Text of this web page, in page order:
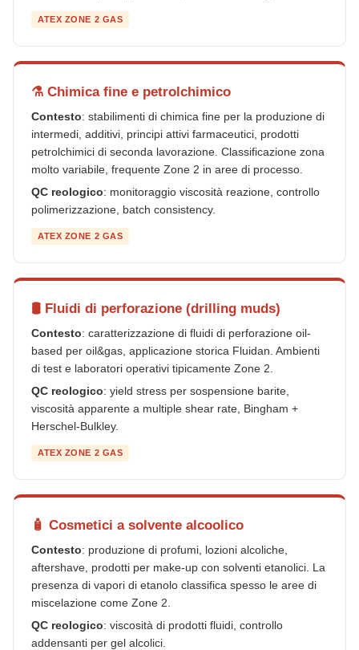
ATEX ZONE 2 GAS
⚗️ Chimica fine e petrolchimico
Contesto: stabilimenti di chimica fine per la produzione di
intermedi, additivi, principi attivi farmaceutici, prodotti
petrolchimici di seconda lavorazione. Classificazione zona
molto variabile, frequente Zone 2 in aree di processo.
QC reologico: monitoraggio viscosità reazione, controllo
polimerizzazione, batch consistency.
ATEX ZONE 2 GAS
🛢️ Fluidi di perforazione (drilling muds)
Contesto: caratterizzazione di fluidi di perforazione oil-
based per oil&gas, applicazione storica Fluidan. Ambienti
di test e laboratori operativi tipicamente Zone 2.
QC reologico: yield stress per sospensione barite,
viscosità apparente a multiple shear rate, Bingham +
Herschel-Bulkley.
ATEX ZONE 2 GAS
🧴 Cosmetici a solvente alcoolico
Contesto: produzione di profumi, lozioni alcoliche,
aftershave, prodotti per make-up con solventi etanolici. La
presenza di vapori di etanolo classifica spesso le aree di
miscelazione come Zone 2.
QC reologico: viscosità di prodotti fluidi, controllo
addensanti per gel alcolici.